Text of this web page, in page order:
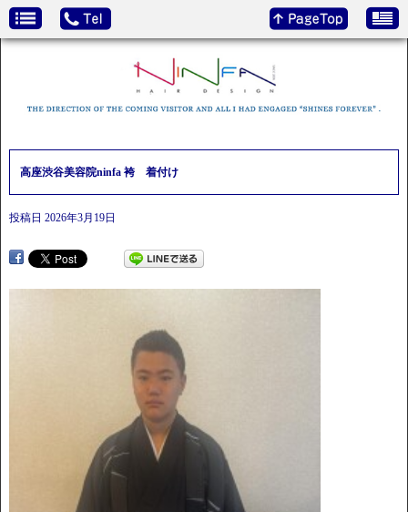
高座渋谷美容院ninfa 袴 着付け
投稿日 2026年3月19日